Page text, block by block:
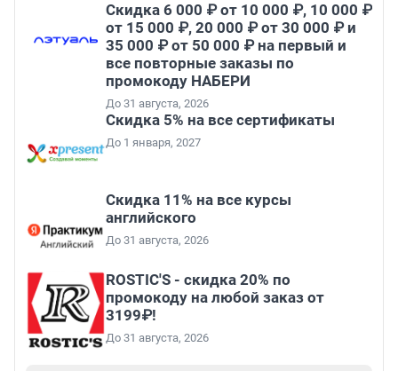
Скидка 6 000 ₽ от 10 000 ₽, 10 000 ₽
от 15 000 ₽, 20 000 ₽ от 30 000 ₽ и
35 000 ₽ от 50 000 ₽ на первый и
все повторные заказы по
промокоду НАБЕРИ
До 31 августа, 2026
Скидка 5% на все сертификаты
До 1 января, 2027
Скидка 11% на все курсы
английского
До 31 августа, 2026
ROSTIC'S - скидка 20% по
промокоду на любой заказ от
3199₽!
До 31 августа, 2026